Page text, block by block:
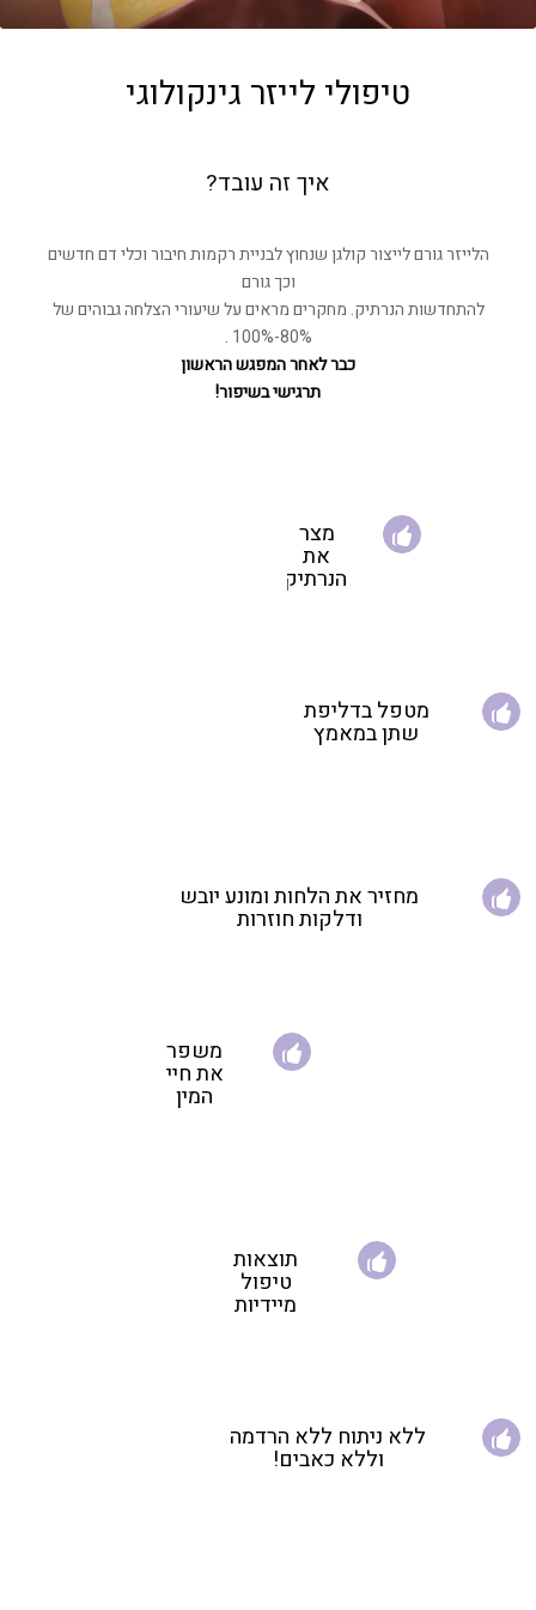
טיפולי לייזר גינקולוגי
איך זה עובד?
הלייזר גורם לייצור קולגן שנחוץ לבניית רקמות חיבור וכלי דם חדשים
וכך גורם
להתחדשות הנרתיק. מחקרים מראים על שיעורי הצלחה גבוהים של
80%-100% .
כבר לאחר המפגש הראשון
תרגישי בשיפור!
מצר
את
הנרתיק
מטפל בדליפת
שתן במאמץ
מחזיר את הלחות ומונע יובש
ודלקות חוזרות
משפר
את חיי
המין
תוצאות
טיפול
מיידיות
ללא ניתוח ללא הרדמה
וללא כאבים!